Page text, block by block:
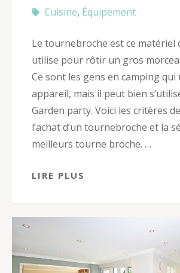
Cuisine, Équipement
Le tournebroche est ce matériel
utilise pour rôtir un gros
Ce sont les gens en camping
appareil, mais il peut bien
Garden party. Voici les critères
l’achat d’un tournebroche et la
meilleurs tourne broche. …
LIRE PLUS